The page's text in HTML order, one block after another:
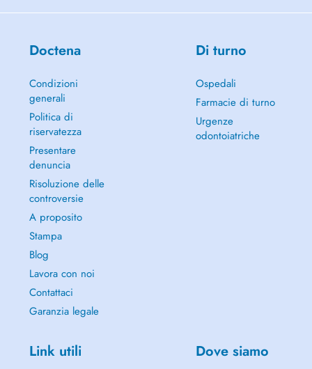
Doctena
Condizioni
generali
Politica di
riservatezza
Presentare
denuncia
Risoluzione delle
controversie
A proposito
Stampa
Blog
Lavora con noi
Contattaci
Garanzia legale
Di turno
Ospedali
Farmacie di turno
Urgenze
odontoiatriche
Link utili Dove siamo